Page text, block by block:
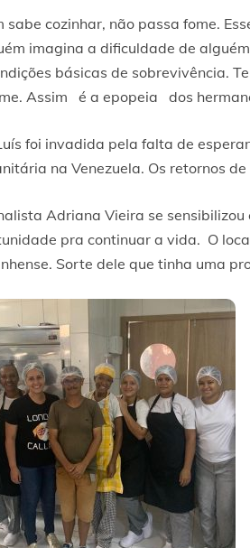
sabe cozinhar, não passa fome.
imagina a dificuldade de
básicas de sobrevivência.
Assim é a epopeia dos
foi invadida pela falta de
na Venezuela. Os retornos
Adriana Vieira se
pra continuar a vida. O
Sorte dele que tinha uma